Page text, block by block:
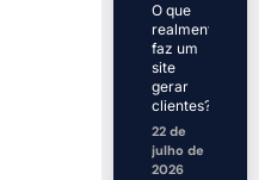
O que
realmente
faz um
site
gerar
clientes?
22 de
julho de
2026